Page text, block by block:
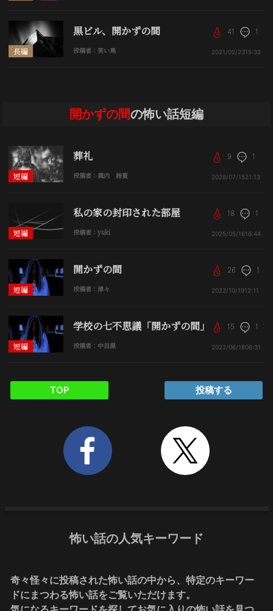
長編
黒ビル、開かずの間
投稿者：笑い馬
41 1
2021/02/2315:33
開かずの間の怖い話短編
短編
葬礼
投稿者：風内 鈴夏
9 1
2026/07/1521:13
短編
私の家の封印された部屋
投稿者：yuki
18 1
2025/05/1616:44
短編
開かずの間
投稿者：津々
26 1
2022/10/1912:11
短編
学校の七不思議「開かずの間」
投稿者：中目黒
15 1
2022/06/1806:31
TOP 投稿する
怖い話の人気キーワード
奇々怪々に投稿された怖い話の中から、特定のキーワー
ドにまつわる怖い話をご覧いただけます。